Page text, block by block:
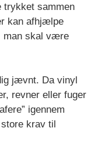
trykket sammen
kan afhjælpe
man skal være
jævnt. Da vinyl
revner eller fuger
igennem
krav til